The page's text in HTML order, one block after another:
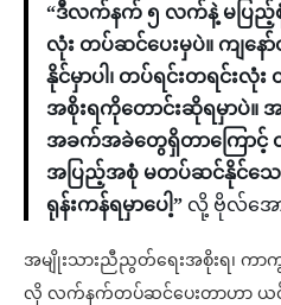
“ဒီလက်နက် ၅ လက်နဲ့ မပြည့်စုံ
လုံး တပ်ဆင်ပေးမှပဲ။ ကျန
နိုင်မှာပါ၊ တပ်ရင်းတရင်းလုံ
အစိုးရကိုတောင်းဆိုရမှာပဲ။
အခက်အခဲတွေရှိတာကြောင့်
အပြည့်အစုံ မတပ်ဆင်‌နိုင်သေ
ရုန်းကန်ရမှာပေါ့” လို့ ဗိုလ်အ
အမျိုးသားညီညွတ်ရေးအစိုးရ၊ ကာ
လို လက်နက်တပ်ဆင်ပေးတာဟာ ယင်း